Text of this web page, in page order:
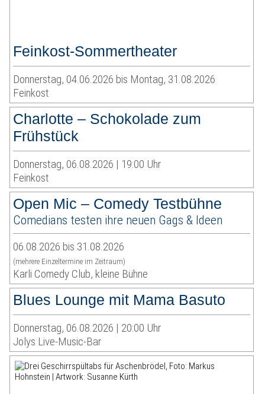
Feinkost-Sommertheater
Donnerstag, 04.06.2026 bis Montag, 31.08.2026
Feinkost
Charlotte – Schokolade zum
Frühstück
Donnerstag, 06.08.2026 | 19:00 Uhr
Feinkost
Open Mic – Comedy Testbühne
Comedians testen ihre neuen Gags & Ideen
06.08.2026 bis 31.08.2026
(mehrere Einzeltermine im Zeitraum)
Karli Comedy Club, kleine Bühne
Blues Lounge mit Mama Basuto
Donnerstag, 06.08.2026 | 20:00 Uhr
Jolys Live-Music-Bar